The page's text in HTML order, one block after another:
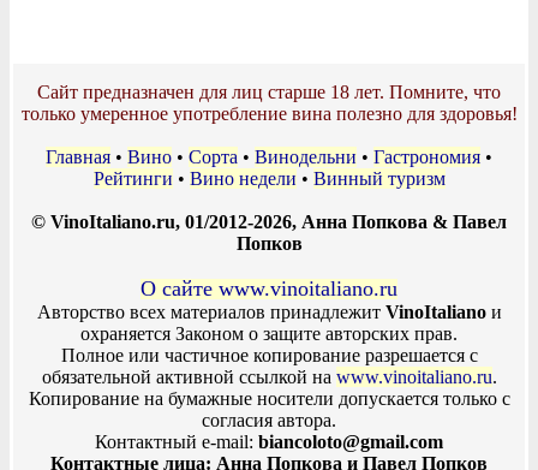
Сайт предназначен для лиц старше 18 лет. Помните, что
только умеренное употребление вина полезно для здоровья!
Главная • Вино • Сорта • Винодельни • Гастрономия •
Рейтинги • Вино недели • Винный туризм
© VinoItaliano.ru, 01/2012-2026, Анна Попкова & Павел
Попков
О сайте www.vinoitaliano.ru
Авторство всех материалов принадлежит VinoItalianoи
охраняется Законом о защите авторских прав.
Полное или частичное копирование разрешается с
обязательной активной ссылкой на www.vinoitaliano.ru.
Копирование на бумажные носители допускается только с
согласия автора.
Контактный e-mail: biancoloto@gmail.com
Контактные лица: Анна Попкова и Павел Попков